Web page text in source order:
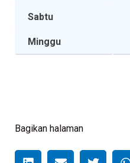
Sabtu
Minggu
Bagikan halaman